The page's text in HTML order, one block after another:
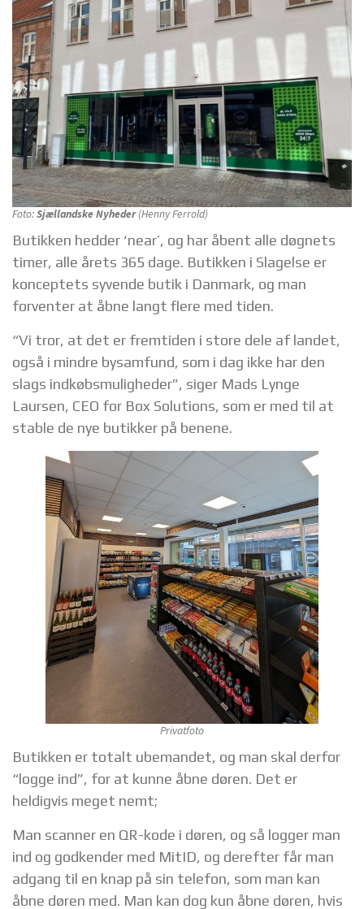
Foto:Sjællandske Nyheder(Henny Ferrold)
Butikken hedder ‘near’, og har åbent alle døgnets
timer, alle årets 365 dage. Butikken i Slagelse er
konceptets syvende butik i Danmark, og man
forventer at åbne langt flere med tiden.
“Vi tror, at det er fremtiden i store dele af landet,
også i mindre bysamfund, som i dag ikke har den
slags indkøbsmuligheder”, siger Mads Lynge
Laursen, CEO for Box Solutions, som er med til at
stable de nye butikker på benene.
Privatfoto
Butikken er totalt ubemandet, og man skal derfor
“logge ind”, for at kunne åbne døren. Det er
heldigvis meget nemt;
Man scanner en QR-kode i døren, og så logger man
ind og godkender med MitID, og derefter får man
adgang til en knap på sin telefon, som man kan
åbne døren med. Man kan dog kun åbne døren, hvis